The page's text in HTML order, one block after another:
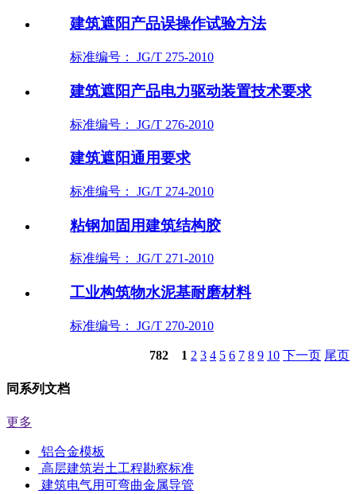
建筑遮阳产品误操作试验方法
标准编号： JG/T 275-2010
建筑遮阳产品电力驱动装置技术要求
标准编号： JG/T 276-2010
建筑遮阳通用要求
标准编号： JG/T 274-2010
粘钢加固用建筑结构胶
标准编号： JG/T 271-2010
工业构筑物水泥基耐磨材料
标准编号： JG/T 270-2010
782 1 2 3 4 5 6 7 8 9 10 下一页 尾页
同系列文档
更多
铝合金模板
高层建筑岩土工程勘察标准
建筑电气用可弯曲金属导管